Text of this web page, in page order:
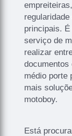
principais.
serviço de
realizar
documentos
médio porte
mais
motoboy.
Está